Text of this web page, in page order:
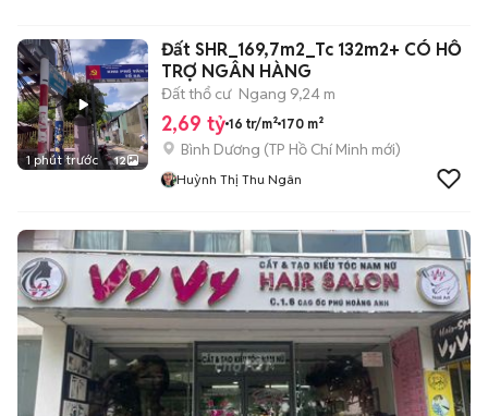
1 phút trước 12
Đất SHR_169,7m2_Tc 132m2+ CÓ HỖ
TRỢ NGÂN HÀNG
Đất thổ cư Ngang 9,24 m
2,69 tỷ 16 tr/m² 170 m²
Bình Dương (TP Hồ Chí Minh mới)
Huỳnh Thị Thu Ngân